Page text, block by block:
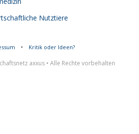
Nutztiere
• Kritik oder Ideen?
axxus • Alle Rechte vorbehalten